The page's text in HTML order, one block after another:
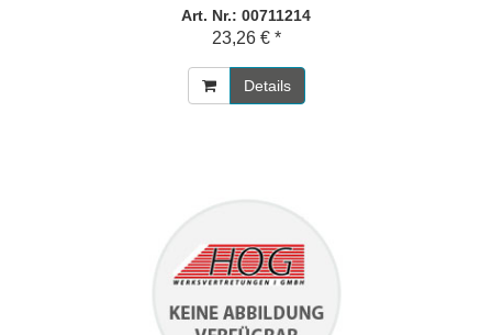
Art. Nr.: 00711214
23,26 € *
Details